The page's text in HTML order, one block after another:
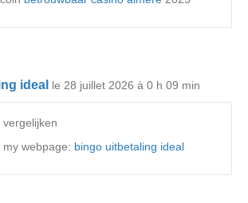
ideal le 28 juillet 2026 à 0 h 09 min
webpage: bingo uitbetaling ideal